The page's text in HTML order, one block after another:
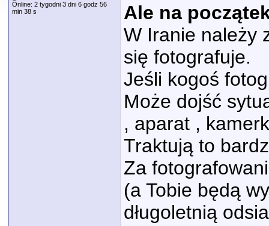
Online: 2 tygodni 3 dni 6 godz 56
min 38 s
Ale na
W Iranie należy
się fotografuje.
Jeśli kogoś
Może dojść
, aparat ,
Traktują to
Za
(a Tobie będą
długoletnią